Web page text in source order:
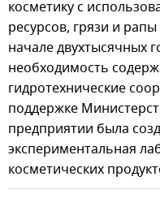
косметику с
ресурсов, грязи и
начале двухтысячных
необходимость
гидротехнические
поддержке
предприятии была
экспериментальная
косметических